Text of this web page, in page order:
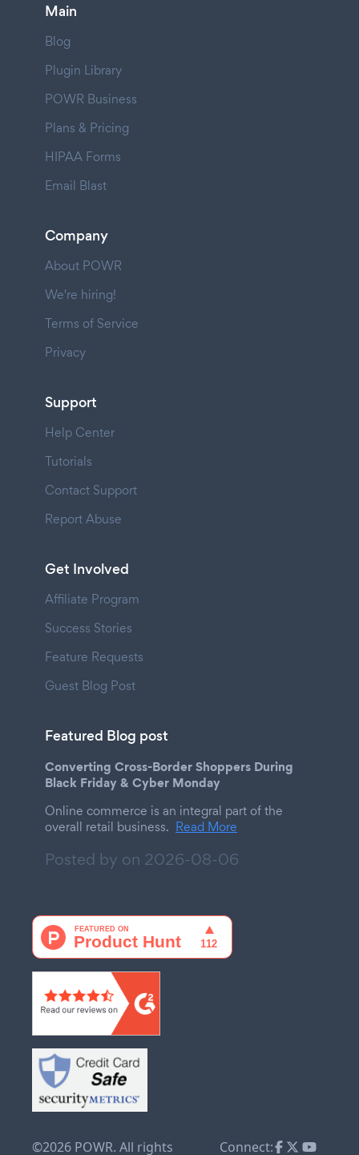
Main
Blog
Plugin Library
POWR Business
Plans & Pricing
HIPAA Forms
Email Blast
Company
About POWR
We're hiring!
Terms of Service
Privacy
Support
Help Center
Tutorials
Contact Support
Report Abuse
Get Involved
Affiliate Program
Success Stories
Feature Requests
Guest Blog Post
Featured Blog post
Converting Cross-Border Shoppers During
Black Friday & Cyber Monday
Online commerce is an integral part of the
overall retail business. Read More
Posted by on 2026-08-06
©2026 POWR. All rights Connect: